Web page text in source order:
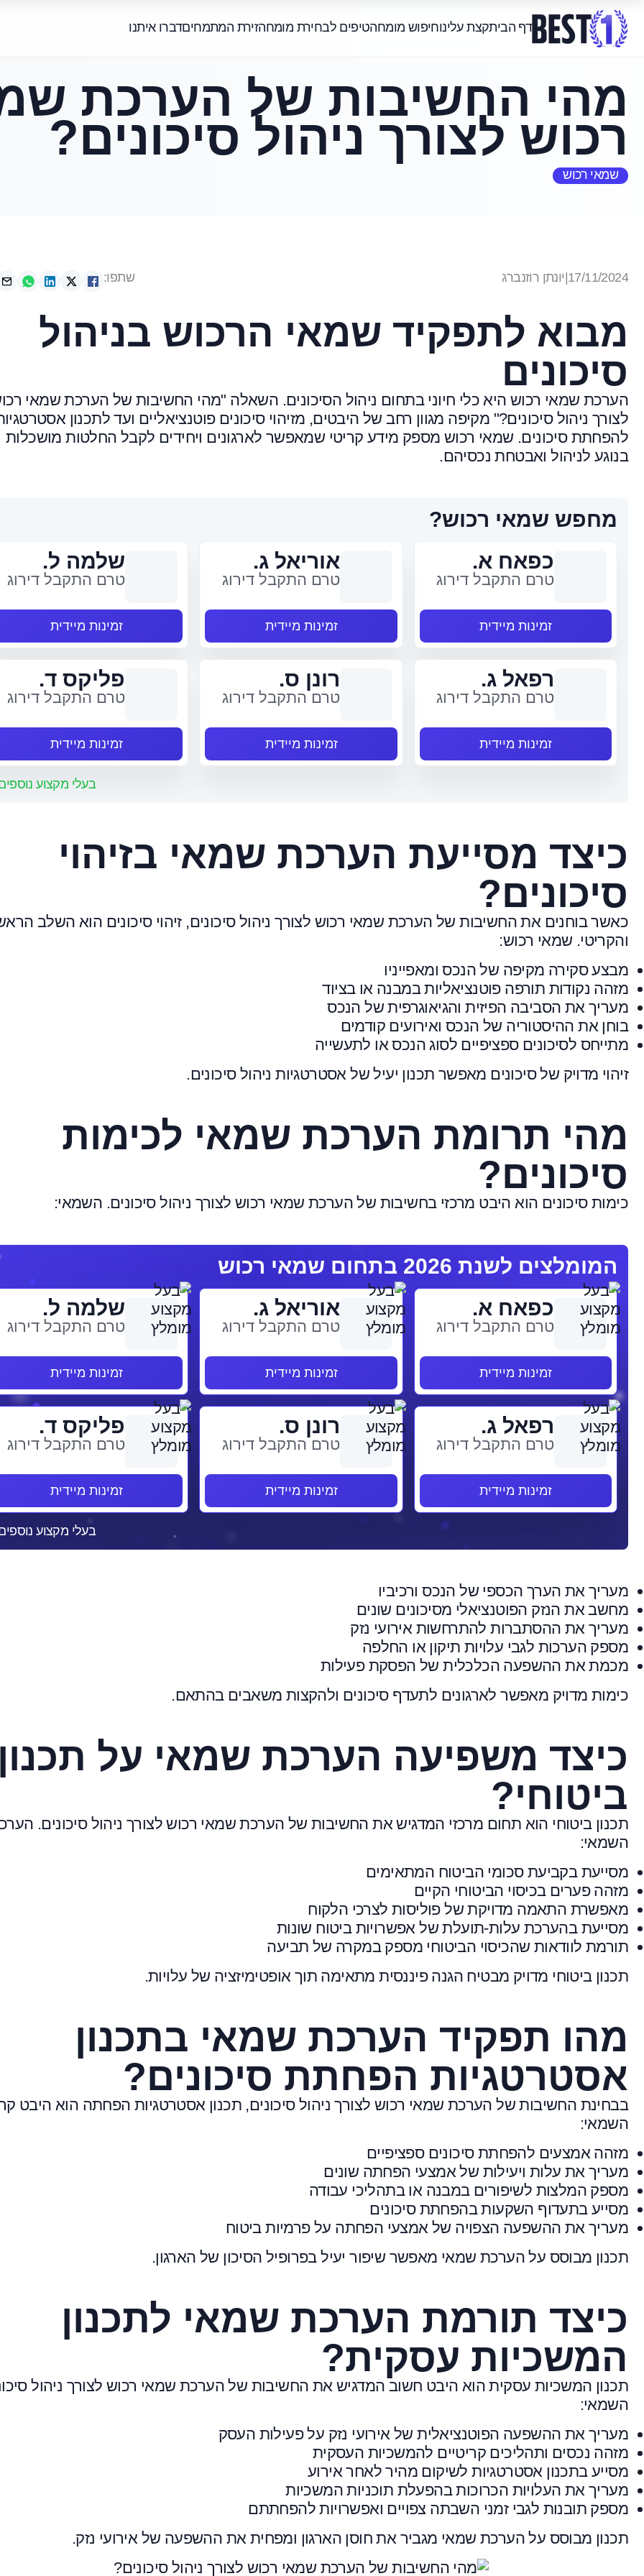
דף הביתקצת עלינוחיפוש מומחהטיפים לבחירת מומחהזירת המתמחיםדברו איתנו
מהי החשיבות של הערכת
רכוש לצורך ניהול סיכונים?
שמאי רכוש
17/11/2024 יונתן רוזנברג שתפו:
מבוא לתפקיד שמאי הרכוש בניהול
סיכונים
הערכת שמאי רכוש היא כלי חיוני בתחום ניהול הסיכונים. השאלה "מהי החשיבות של הערכת שמאי
לצורך ניהול סיכונים?" מקיפה מגוון רחב של היבטים, מזיהוי סיכונים פוטנציאליים ועד לתכנון
להפחתת סיכונים. שמאי רכוש מספק מידע קריטי שמאפשר לארגונים ויחידים לקבל החלטות מושכלות
בנוגע לניהול ואבטחת נכסיהם.
מחפש שמאי רכוש?
כפאח א.
טרם התקבל דירוג
זמינות מיידית
אוריאל ג.
טרם התקבל דירוג
זמינות מיידית
שלמה ל.
טרם התקבל דירוג
זמינות מיידית
רפאל ג.
טרם התקבל דירוג
זמינות מיידית
רונן ס.
טרם התקבל דירוג
זמינות מיידית
פליקס ד.
טרם התקבל דירוג
זמינות מיידית
בעלי מקצוע
כיצד מסייעת הערכת שמאי בזיהוי
סיכונים?
כאשר בוחנים את החשיבות של הערכת שמאי רכוש לצורך ניהול סיכונים, זיהוי סיכונים הוא השלב
והקריטי. שמאי רכוש:
מבצע סקירה מקיפה של הנכס ומאפייניו
מזהה נקודות תורפה פוטנציאליות במבנה או בציוד
מעריך את הסביבה הפיזית והגיאוגרפית של הנכס
בוחן את ההיסטוריה של הנכס ואירועים קודמים
מתייחס לסיכונים ספציפיים לסוג הנכס או לתעשייה
זיהוי מדויק של סיכונים מאפשר תכנון יעיל של אסטרטגיות ניהול סיכונים.
מהי תרומת הערכת שמאי לכימות
סיכונים?
כימות סיכונים הוא היבט מרכזי בחשיבות של הערכת שמאי רכוש לצורך ניהול סיכונים. השמאי:
המומלצים לשנת 2026 בתחום שמאי רכוש
כפאח א.
טרם התקבל דירוג
זמינות מיידית
אוריאל ג.
טרם התקבל דירוג
זמינות מיידית
שלמה ל.
טרם התקבל דירוג
זמינות מיידית
רפאל ג.
טרם התקבל דירוג
זמינות מיידית
רונן ס.
טרם התקבל דירוג
זמינות מיידית
פליקס ד.
טרם התקבל דירוג
זמינות מיידית
בעלי מקצוע
מעריך את הערך הכספי של הנכס ורכיביו
מחשב את הנזק הפוטנציאלי מסיכונים שונים
מעריך את ההסתברות להתרחשות אירועי נזק
מספק הערכות לגבי עלויות תיקון או החלפה
מכמת את ההשפעה הכלכלית של הפסקת פעילות
כימות מדויק מאפשר לארגונים לתעדף סיכונים ולהקצות משאבים בהתאם.
כיצד משפיעה הערכת שמאי על
ביטוחי?
תכנון ביטוחי הוא תחום מרכזי המדגיש את החשיבות של הערכת שמאי רכוש לצורך ניהול סיכונים.
השמאי:
מסייעת בקביעת סכומי הביטוח המתאימים
מזהה פערים בכיסוי הביטוחי הקיים
מאפשרת התאמה מדויקת של פוליסות לצרכי הלקוח
מסייעת בהערכת עלות-תועלת של אפשרויות ביטוח שונות
תורמת לוודאות שהכיסוי הביטוחי מספק במקרה של תביעה
תכנון ביטוחי מדויק מבטיח הגנה פיננסית מתאימה תוך אופטימיזציה של עלויות.
מהו תפקיד הערכת שמאי בתכנון
אסטרטגיות הפחתת סיכונים?
בבחינת החשיבות של הערכת שמאי רכוש לצורך ניהול סיכונים, תכנון אסטרטגיות הפחתה הוא היבט
השמאי:
מזהה אמצעים להפחתת סיכונים ספציפיים
מעריך את עלות ויעילות של אמצעי הפחתה שונים
מספק המלצות לשיפורים במבנה או בתהליכי עבודה
מסייע בתעדוף השקעות בהפחתת סיכונים
מעריך את ההשפעה הצפויה של אמצעי הפחתה על פרמיות ביטוח
תכנון מבוסס על הערכת שמאי מאפשר שיפור יעיל בפרופיל הסיכון של הארגון.
כיצד תורמת הערכת שמאי לתכנון
המשכיות עסקית?
תכנון המשכיות עסקית הוא היבט חשוב המדגיש את החשיבות של הערכת שמאי רכוש לצורך ניהול
השמאי:
מעריך את ההשפעה הפוטנציאלית של אירועי נזק על פעילות העסק
מזהה נכסים ותהליכים קריטיים להמשכיות העסקית
מסייע בתכנון אסטרטגיות לשיקום מהיר לאחר אירוע
מעריך את העלויות הכרוכות בהפעלת תוכניות המשכיות
מספק תובנות לגבי זמני השבתה צפויים ואפשרויות להפחתתם
תכנון מבוסס על הערכת שמאי מגביר את חוסן הארגון ומפחית את ההשפעה של אירועי נזק.